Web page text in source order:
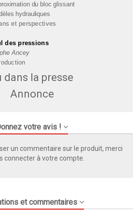
du bloc glissant
hydrauliques
et perspectives
des pressions
Ancey
dans la presse
Annonce
votre avis !
un commentaire sur le produit, merci
connecter à votre compte.
et commentaires